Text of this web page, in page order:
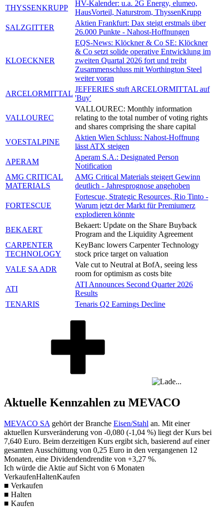
THYSSENKRUPP
HV-Kalender: u.a. 2G Energy, elumeo,
HausVorteil, Naturstrom, ThyssenKrupp
SALZGITTER
Aktien Frankfurt: Dax steigt erstmals über
26.000 Punkte - Nahost-Hoffnungen
KLOECKNER
EQS-News: Klöckner & Co SE: Klöckner
& Co setzt solide operative Entwicklung im
zweiten Quartal 2026 fort und treibt
Zusammenschluss mit Worthington Steel
weiter voran
ARCELORMITTAL
JEFFERIES stuft ARCELORMITTAL auf
'Buy'
VALLOUREC
VALLOUREC: Monthly information
relating to the total number of voting rights
and shares comprising the share capital
VOESTALPINE
Aktien Wien Schluss: Nahost-Hoffnung
lässt ATX steigen
APERAM
Aperam S.A.: Designated Person
Notification
AMG CRITICAL
MATERIALS
AMG Critical Materials steigert Gewinn
deutlich - Jahresprognose angehoben
FORTESCUE
Fortescue, Strategic Resources, Rio Tinto -
Warum jetzt der Markt für Premiumerz
explodieren könnte
BEKAERT
Bekaert: Update on the Share Buyback
Program and the Liquidity Agreement
CARPENTER
TECHNOLOGY
KeyBanc lowers Carpenter Technology
stock price target on valuation
VALE SA ADR
Vale cut to Neutral at BofA, seeing less
room for optimism as costs bite
ATI
ATI Announces Second Quarter 2026
Results
TENARIS
Tenaris Q2 Earnings Decline
Aktuelle Kennzahlen zu MEVACO
MEVACO SA gehört der Branche Eisen/Stahl an. Mit einer
aktuellen Kursveränderung von -0,080 (-1,04 %) liegt der Kurs bei
7,640 Euro. Beim derzeitigen Kurs ergibt sich, basierend auf einer
gesamten Ausschüttung von 0,25 Euro in den vergangenen 12
Monaten, eine Dividendendrendite von +3,27 %.
Ich würde die Aktie auf Sicht von 6 Monaten
VerkaufenHaltenKaufen
■ Verkaufen
■ Halten
■ Kaufen